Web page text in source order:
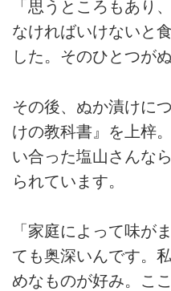
「思うところもあり
なければいけないと
した。そのひとつが
その後、ぬか漬けに
けの教科書』を上梓
い合った塩山さんな
られています。
「家庭によって味が
ても奥深いんです。
めなものが好み。こ